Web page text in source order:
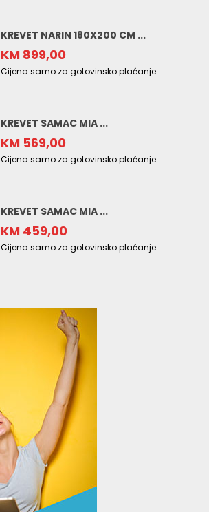
KREVET NARIN 180X200 CM ...
KM 899,00
Cijena samo za gotovinsko plaćanje
KREVET SAMAC MIA ...
KM 569,00
Cijena samo za gotovinsko plaćanje
KREVET SAMAC MIA ...
KM 459,00
Cijena samo za gotovinsko plaćanje